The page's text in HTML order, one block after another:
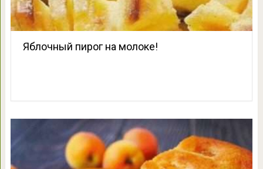
Яблочный пирог на молоке!